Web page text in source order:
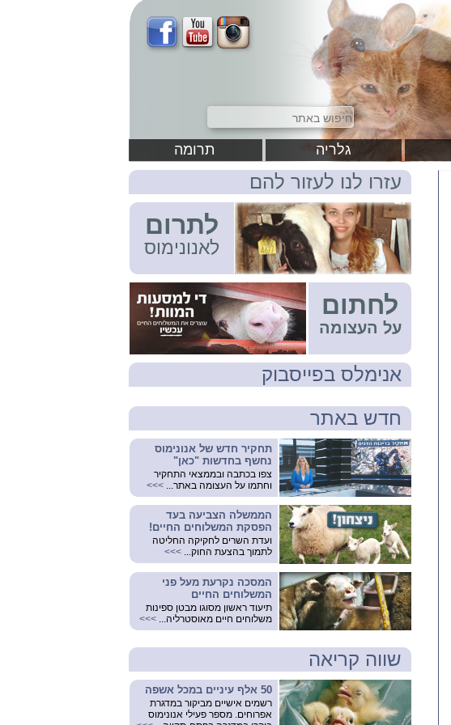
גלריה תרומה
עזרו לנו לעזור להם
לתרום
לאנונימוס
לחתום
על העצומה
אנימלס בפייסבוק
חדש באתר
תחקיר חדש של אנונימוס
נחשף בחדשות "כאן"
צפו בכתבה ובממצאי התחקיר
וחתמו על העצומה באתר... >>>
הממשלה הצביעה בעד
הפסקת המשלוחים החיים!
ועדת השרים לחקיקה החליטה
לתמוך בהצעת החוק... >>>
המסכה נקרעת מעל פני
המשלוחים החיים
תיעוד ראשון מסוגו מבטן ספינות
משלוחים חיים מאוסטרליה... >>>
שווה קריאה
50 אלף עיניים במכל אשפה
רשמים אישיים מביקור במדגרת
אפרוחים. מספר פעילי אנונימוס